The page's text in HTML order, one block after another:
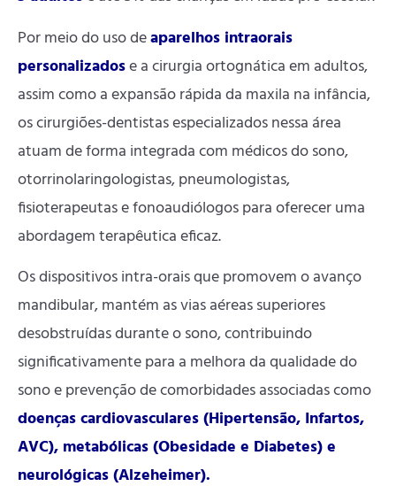
Por meio do uso deaparelhos intraorais
personalizadose a cirurgia ortognática em adultos,
assim como a expansão rápida da maxila na infância,
os cirurgiões-dentistas especializados nessa área
atuam de forma integrada com médicos do sono,
otorrinolaringologistas, pneumologistas,
fisioterapeutas e fonoaudiólogos para oferecer uma
abordagem terapêutica eficaz.
Os dispositivos intra-orais que promovem o avanço
mandibular, mantém as vias aéreas superiores
desobstruídas durante o sono, contribuindo
significativamente para a melhora da qualidade do
sono e prevenção de comorbidades associadas como
doenças cardiovasculares (Hipertensão, Infartos,
AVC), metabólicas (Obesidade e Diabetes) e
neurológicas (Alzeheimer).